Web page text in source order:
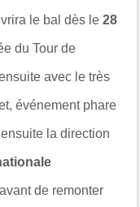
le bal dès le28
du Tour de
avec le très
événement phare
la direction
de remonter